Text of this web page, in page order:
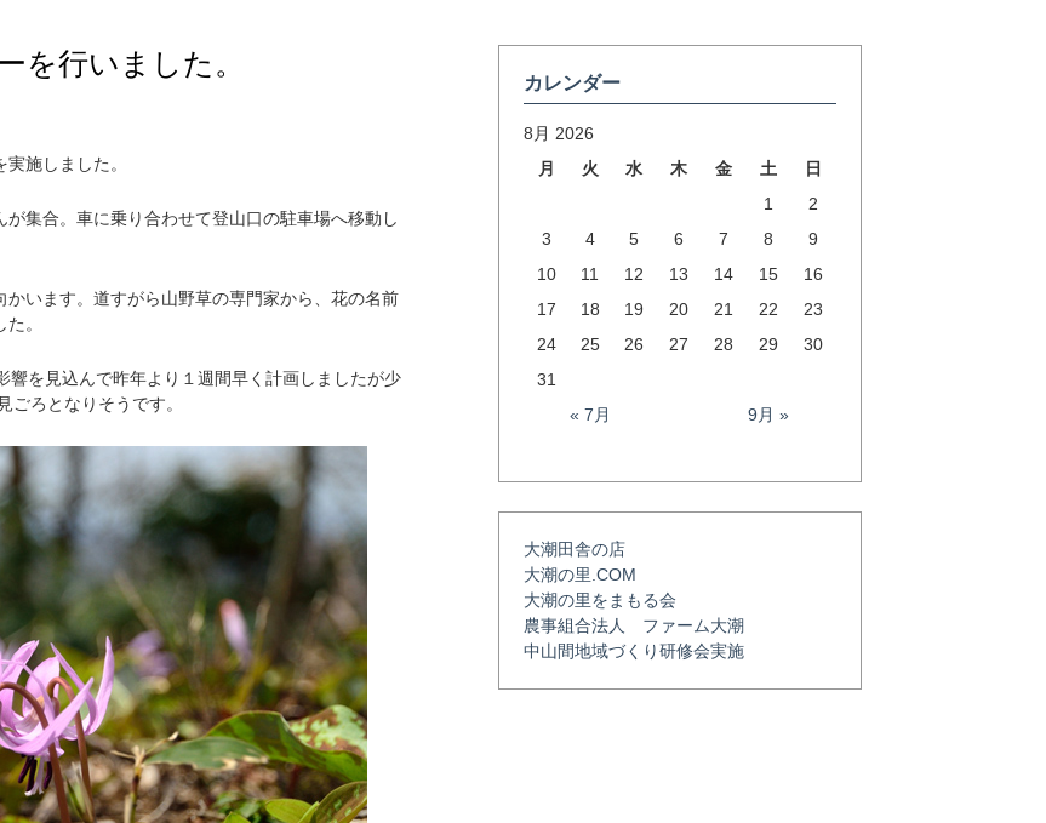
を行いました。
施しました。
集合。車に乗り合わせて登山口の駐車場へ移動し
います。道すがら山野草の専門家から、花の名前
。
を見込んで昨年より１週間早く計画しましたが少
ごろとなりそうです。
カレンダー
8月 2026
月
火 水 木 金 土
日
1
2
3
4 5 6 7 8
9
10
11 12 13 14 15
16
17
18 19 20 21 22
23
24
25 26 27 28 29
30
31
« 7月
9月 »
大潮田舎の店
大潮の里.COM
大潮の里をまもる会
農事組合法人 ファーム大潮
中山間地域づくり研修会実施